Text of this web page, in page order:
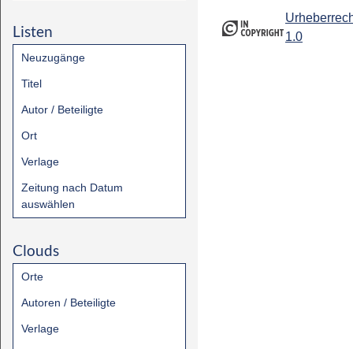
Listen
Neuzugänge
Titel
Autor / Beteiligte
Ort
Verlage
Zeitung nach Datum
auswählen
Clouds
Orte
Autoren / Beteiligte
Verlage
1.0